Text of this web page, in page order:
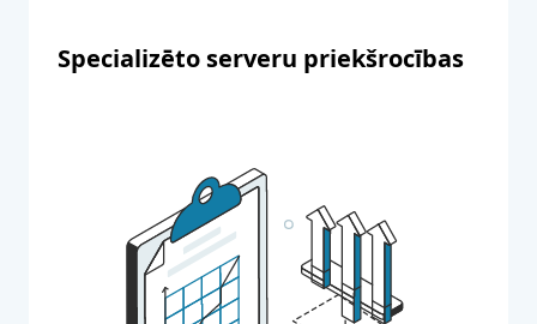
Specializēto serveru priekšrocības